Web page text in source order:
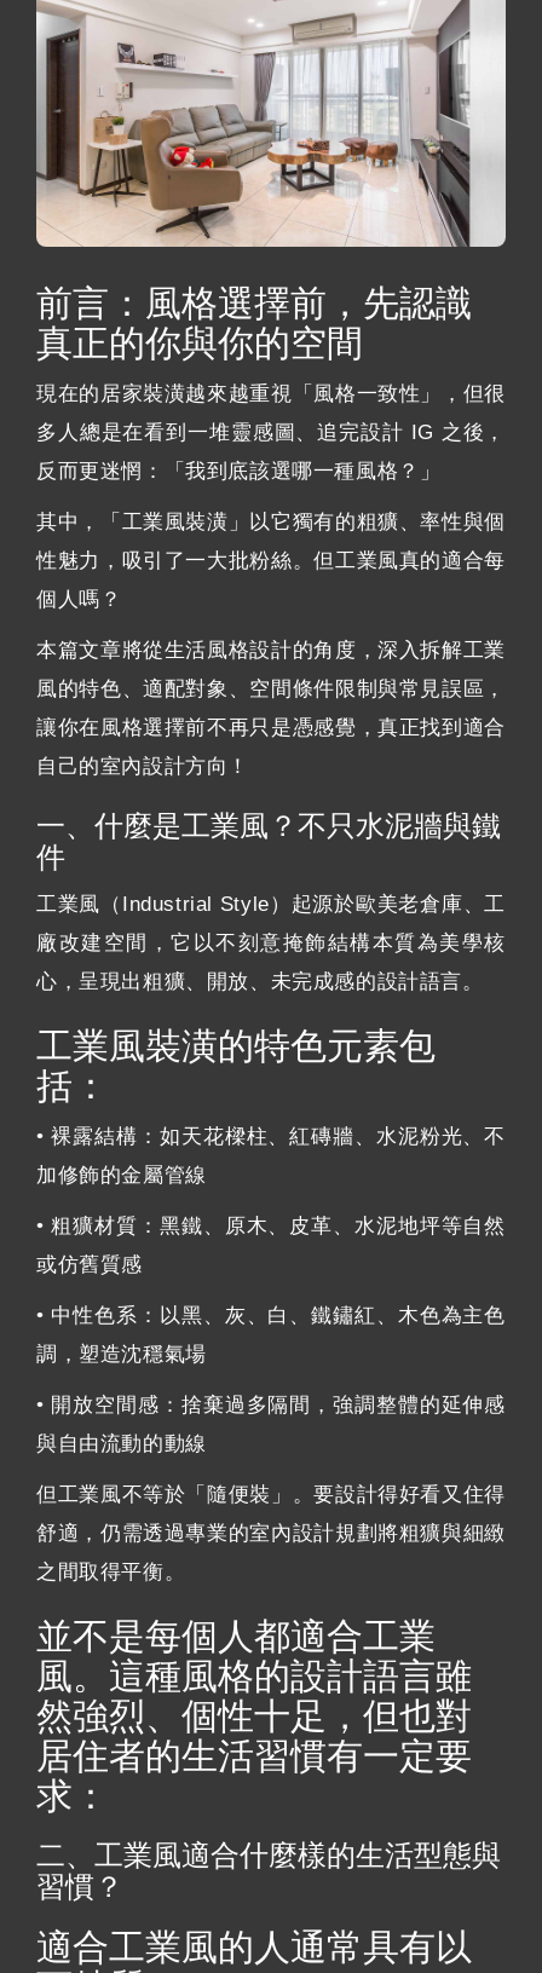
前言：風格選擇前，先認識
真正的你與你的空間
現在的居家裝潢越來越重視「風格一致性」，但很
多人總是在看到一堆靈感圖、追完設計 IG 之後，
反而更迷惘：「我到底該選哪一種風格？」
其中，「工業風裝潢」以它獨有的粗獷、率性與個
性魅力，吸引了一大批粉絲。但工業風真的適合每
個人嗎？
本篇文章將從生活風格設計的角度，深入拆解工業
風的特色、適配對象、空間條件限制與常見誤區，
讓你在風格選擇前不再只是憑感覺，真正找到適合
自己的室內設計方向！
一、什麼是工業風？不只水泥牆與鐵
件
工業風（Industrial Style）起源於歐美老倉庫、工
廠改建空間，它以不刻意掩飾結構本質為美學核
心，呈現出粗獷、開放、未完成感的設計語言。
工業風裝潢的特色元素包
括：
• 裸露結構：如天花樑柱、紅磚牆、水泥粉光、不
加修飾的金屬管線
• 粗獷材質：黑鐵、原木、皮革、水泥地坪等自然
或仿舊質感
• 中性色系：以黑、灰、白、鐵鏽紅、木色為主色
調，塑造沈穩氣場
• 開放空間感：捨棄過多隔間，強調整體的延伸感
與自由流動的動線
但工業風不等於「隨便裝」。要設計得好看又住得
舒適，仍需透過專業的室內設計規劃將粗獷與細緻
之間取得平衡。
並不是每個人都適合工業
風。這種風格的設計語言雖
然強烈、個性十足，但也對
居住者的生活習慣有一定要
求：
二、工業風適合什麼樣的生活型態與
習慣？
適合工業風的人通常具有以